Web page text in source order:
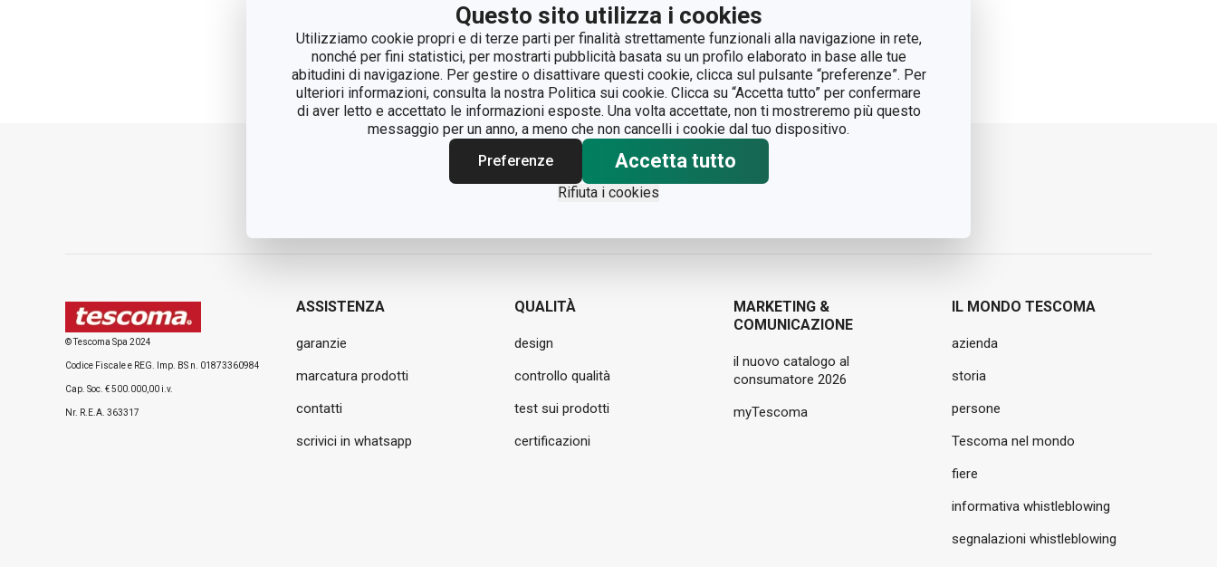
Questo sito utilizza i cookies
Utilizziamo cookie propri e di terze parti per finalità strettamente funzionali alla navigazione in rete,
nonché per fini statistici, per mostrarti pubblicità basata su un profilo elaborato in base alle tue
abitudini di navigazione. Per gestire o disattivare questi cookie, clicca sul pulsante “preferenze”. Per
ulteriori informazioni, consulta la nostra Politica sui cookie. Clicca su “Accetta tutto” per confermare
di aver letto e accettato le informazioni esposte. Una volta accettate, non ti mostreremo più questo
messaggio per un anno, a meno che non cancelli i cookie dal tuo dispositivo.
Preferenze
Accetta tutto
Rifiuta i cookies
© Tescoma Spa 2024
Codice Fiscale e REG. Imp. BS n. 01873360984
Cap. Soc. € 500.000,00 i.v.
Nr. R.E.A. 363317
ASSISTENZA
garanzie
marcatura prodotti
contatti
scrivici in whatsapp
QUALITÀ
design
controllo qualità
test sui prodotti
certificazioni
MARKETING &
COMUNICAZIONE
il nuovo catalogo al
consumatore 2026
myTescoma
IL MONDO TESCOMA
azienda
storia
persone
Tescoma nel mondo
fiere
informativa whistleblowing
segnalazioni whistleblowing